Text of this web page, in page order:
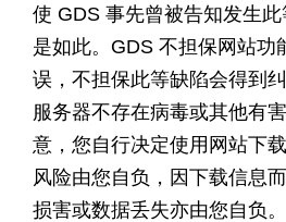
使 GDS 事先曾被告知发生
是如此。GDS 不担保网站功
误，不担保此等缺陷会得到
服务器不存在病毒或其他有
意，您自行决定使用网站下
风险由您自负，因下载信息
损害或数据丢失亦由您自负